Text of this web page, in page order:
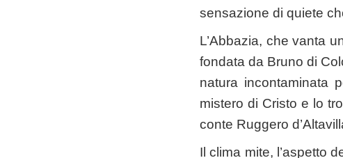
sensazione di quiete
L’Abbazia, che vanta
fondata da Bruno di
natura incontaminata
mistero di Cristo e lo
conte Ruggero
Il clima mite, l’aspetto